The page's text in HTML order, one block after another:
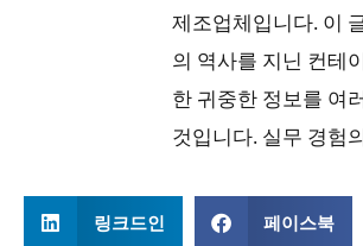
제조업체입니다. 이
의 역사를 지닌 컨테
한 귀중한 정보를 여
것입니다. 실무 경험
링크드인 페이스북